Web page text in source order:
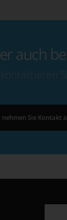
auch
nehmen Sie Kontakt